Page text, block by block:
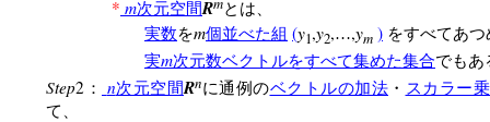
* m次元空間R
とは、
実数をm個並べた組 (y1,y2,…,ym ) をすべてあ
実m次元数ベクトルをすべて集めた集合でもあ
Step2 ： n次元空間Rnに通例のベクトルの加法 ・ スカラー
て、